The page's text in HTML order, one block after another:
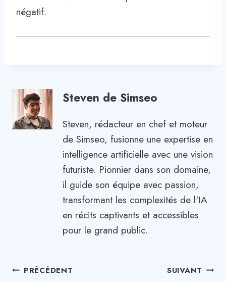
négatif.
Steven de Simseo
Steven, rédacteur en chef et moteur
de Simseo, fusionne une expertise en
intelligence artificielle avec une vision
futuriste. Pionnier dans son domaine,
il guide son équipe avec passion,
transformant les complexités de l'IA
en récits captivants et accessibles
pour le grand public.
Navigation
PRÉCÉDENT SUIVANT